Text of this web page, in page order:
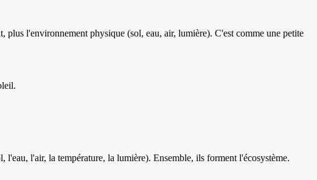
plus l'environnement physique (sol, eau, air, lumière). C'est comme une petite
l'air, la température, la lumière). Ensemble, ils forment l'écosystème.